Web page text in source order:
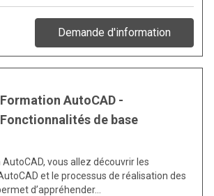
Demande d'information
Formation AutoCAD -
Fonctionnalités de base
vous allez découvrir les
et le processus de réalisation des
d’appréhender…